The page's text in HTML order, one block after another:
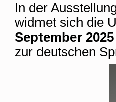
In der
widmet sich die
September 2025
zur deutschen